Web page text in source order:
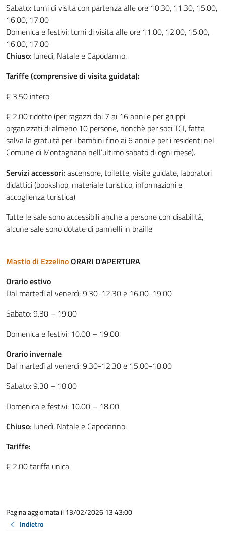
Sabato: turni di visita con partenza alle ore 10.30, 11.30, 15.00,
16.00, 17.00
Domenica e festivi: turni di visita alle ore 11.00, 12.00, 15.00,
16.00, 17.00
Chiuso: lunedì, Natale e Capodanno.
Tariffe (comprensive di visita guidata):
€ 3,50 intero
€ 2,00 ridotto (per ragazzi dai 7 ai 16 anni e per gruppi
organizzati di almeno 10 persone, nonchè per soci TCI, fatta
salva la gratuità per i bambini fino ai 6 anni e per i residenti nel
Comune di Montagnana nell’ultimo sabato di ogni mese).
Servizi accessori: ascensore, toilette, visite guidate, laboratori
didattici (bookshop, materiale turistico, informazioni e
accoglienza turistica)
Tutte le sale sono accessibili anche a persone con disabilità,
alcune sale sono dotate di pannelli in braille
Mastio di EzzelinoORARI D'APERTURA
Orario estivo
Dal martedì al venerdì: 9.30-12.30 e 16.00-19.00
Sabato: 9.30 – 19.00
Domenica e festivi: 10.00 – 19.00
Orario invernale
Dal martedì al venerdì: 9.30-12.30 e 15.00-18.00
Sabato: 9.30 – 18.00
Domenica e festivi: 10.00 – 18.00
Chiuso: lunedì, Natale e Capodanno.
Tariffe:
€ 2,00 tariffa unica
Pagina aggiornata il 13/02/2026 13:43:00
Indietro